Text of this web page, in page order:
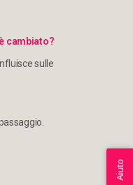
cambiato?
sulle
Aiuto